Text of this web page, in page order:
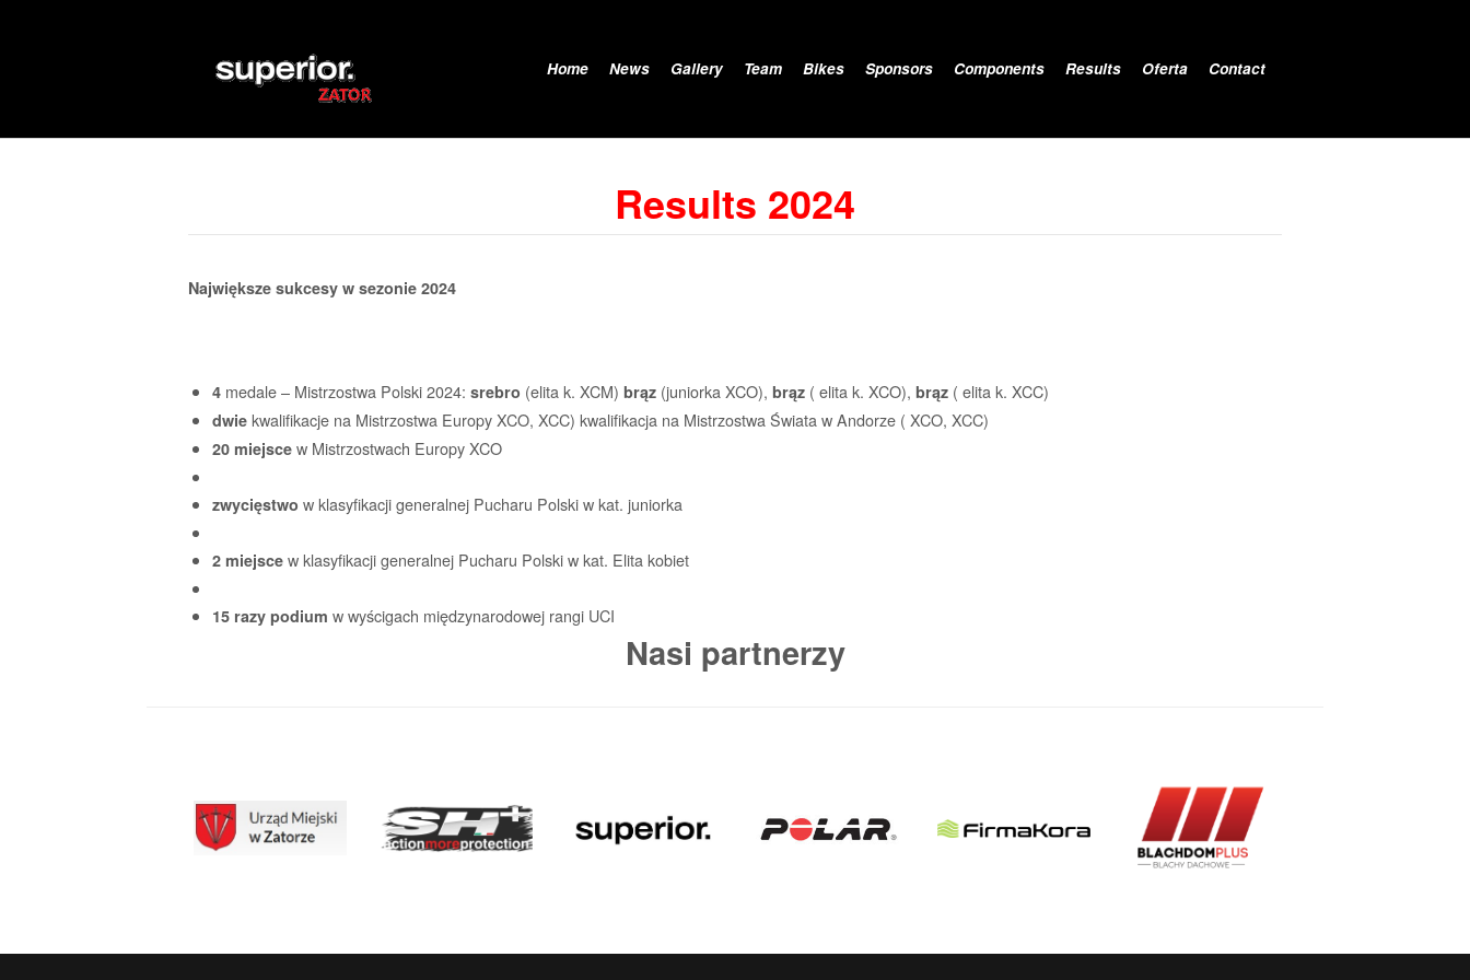
Home News Gallery Team Bikes Sponsors Components Results Oferta Contact
Results 2024
Największe sukcesy w sezonie 2024
4medale – Mistrzostwa Polski 2024: srebro (elita k. XCM) brąz (juniorka XCO), brąz ( elita k. XCO), brąz ( elita k. XCC)
dwie kwalifikacje na Mistrzostwa Europy XCO, XCC) kwalifikacja na Mistrzostwa Świata w Andorze ( XCO, XCC)
20 miejscew Mistrzostwach Europy XCO
zwycięstwo w klasyfikacji generalnej Pucharu Polski w kat. juniorka
2 miejscew klasyfikacji generalnej Pucharu Polski w kat. Elita kobiet
15 razy podium w wyścigach międzynarodowej rangi UCI
Nasi partnerzy